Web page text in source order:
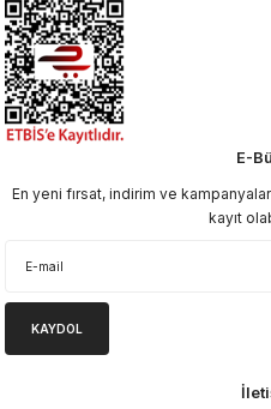
E-
En yeni fırsat, indirim ve
kayıt
KAYDOL